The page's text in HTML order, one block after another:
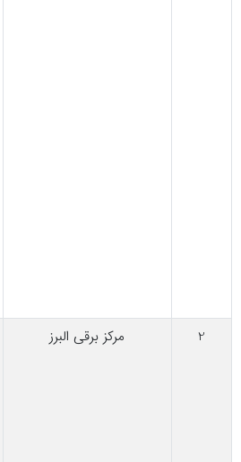
2 مرکز برقی البرز